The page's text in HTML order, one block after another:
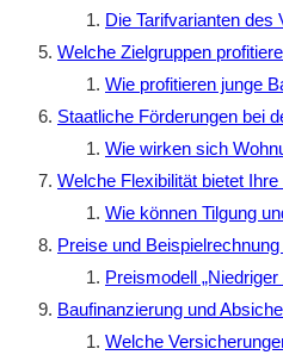
Die Tarifvarianten des
Welche Zielgruppen
Wie profitieren junge
Staatliche Förderungen bei
Wie wirken sich
Welche Flexibilität bietet
Wie können Tilgung
Preise und
Preismodell
Baufinanzierung und
Welche